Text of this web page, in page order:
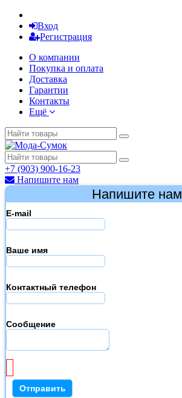
Вход
Регистрация
О компании
Покупка и оплата
Доставка
Гарантии
Контакты
Ещё
+7 (903) 900-16-23
Напишите нам
Напишите нам
E-mail
Ваше имя
Контактный телефон
Сообщение